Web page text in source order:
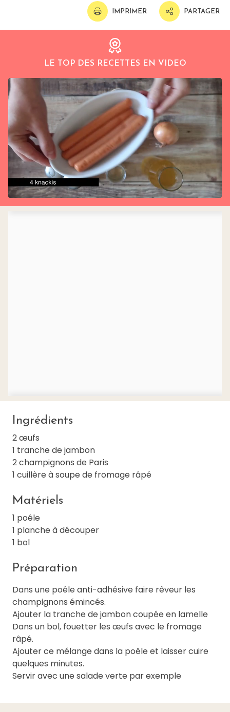
IMPRIMER PARTAGER
LE TOP DES RECETTES EN VIDEO
Ingrédients
2 œufs
1 tranche de jambon
2 champignons de Paris
1 cuillère à soupe de fromage râpé
Matériels
1 poêle
1 planche à découper
1 bol
Préparation
Dans une poêle anti-adhésive faire rêveur les
champignons émincés.
Ajouter la tranche de jambon coupée en lamelle
Dans un bol, fouetter les œufs avec le fromage
râpé.
Ajouter ce mélange dans la poêle et laisser cuire
quelques minutes.
Servir avec une salade verte par exemple